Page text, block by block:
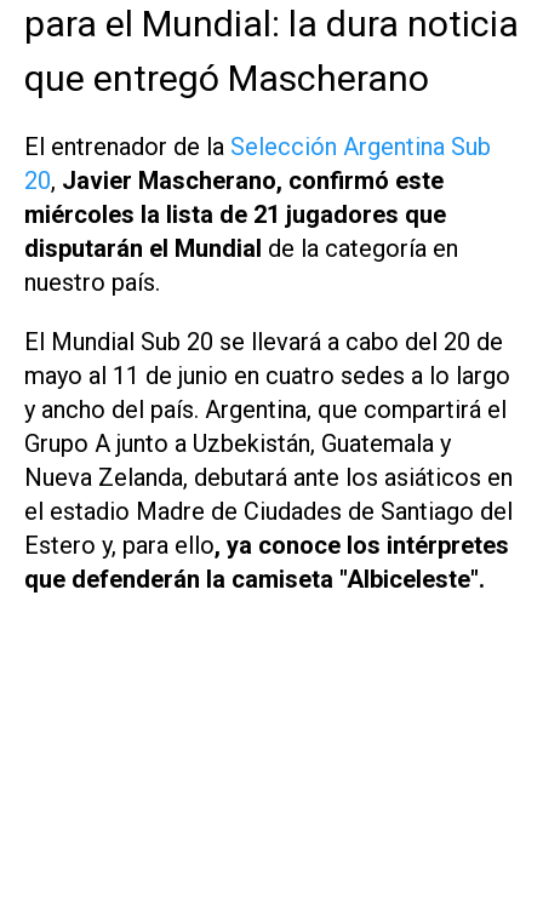
para el Mundial: la dura noticia
que entregó Mascherano
El entrenador de la Selección Argentina Sub
20, Javier Mascherano, confirmó este
miércoles la lista de 21 jugadores que
disputarán el Mundial de la categoría en
nuestro país.
El Mundial Sub 20 se llevará a cabo del 20 de
mayo al 11 de junio en cuatro sedes a lo largo
y ancho del país. Argentina, que compartirá el
Grupo A junto a Uzbekistán, Guatemala y
Nueva Zelanda, debutará ante los asiáticos en
el estadio Madre de Ciudades de Santiago del
Estero y, para ello, ya conoce los intérpretes
que defenderán la camiseta "Albiceleste".